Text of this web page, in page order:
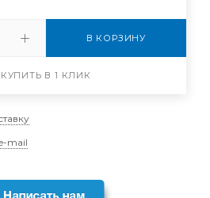
В КОРЗИНУ
КУПИТЬ В 1 КЛИК
mail